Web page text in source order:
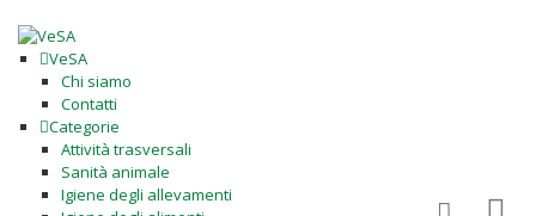
VeSA
Chi siamo
Contatti
Categorie
Attività trasversali
Sanità animale
Igiene degli allevamenti